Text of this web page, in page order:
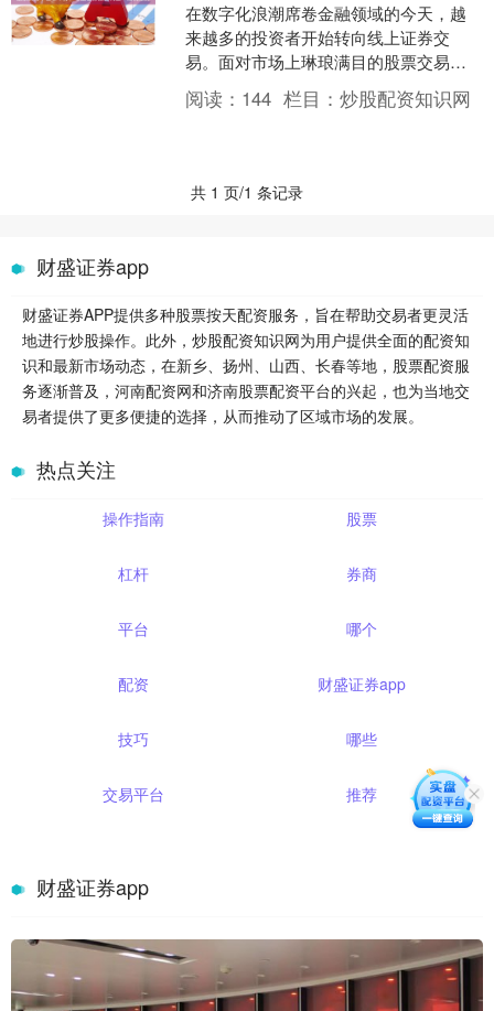
在数字化浪潮席卷金融领域的今天，越
来越多的投资者开始转向线上证券交
易。面对市场上琳琅满目的股票交易平
台，许多投资者都会产生这样的疑问：
“股票交易平台哪个好？”本....
阅读： 144 栏目：炒股配资知识网
共 1 页/1 条记录
财盛证券app
财盛证券APP提供多种股票按天配资服务，旨在帮助交易者更灵活
地进行炒股操作。此外，炒股配资知识网为用户提供全面的配资知
识和最新市场动态，在新乡、扬州、山西、长春等地，股票配资服
务逐渐普及，河南配资网和济南股票配资平台的兴起，也为当地交
易者提供了更多便捷的选择，从而推动了区域市场的发展。
热点关注
操作指南 股票
杠杆 券商
平台 哪个
配资 财盛证券app
技巧 哪些
交易平台 推荐
财盛证券app